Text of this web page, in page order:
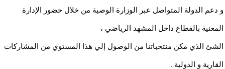
و دعم الدولة المتواصل عبر الوزارة الوصية من خلال حضور الإدارة
المعنية بالقطاع داخل المشهد الرياضي ،
الشئ الذي مكن منتخباتنا من الوصول إلي هذا المستوي من المشاركات
القارية و الدولية .